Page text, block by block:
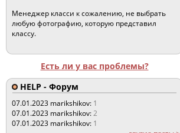
Менеджер класси к сожалению, не выбрать
любую фотографию, которую представил
классу.
Есть ли у вас проблемы?
HELP - Форум
07.01.2023 marikshikov: 1
07.01.2023 marikshikov:2
07.01.2023 marikshikov: 1